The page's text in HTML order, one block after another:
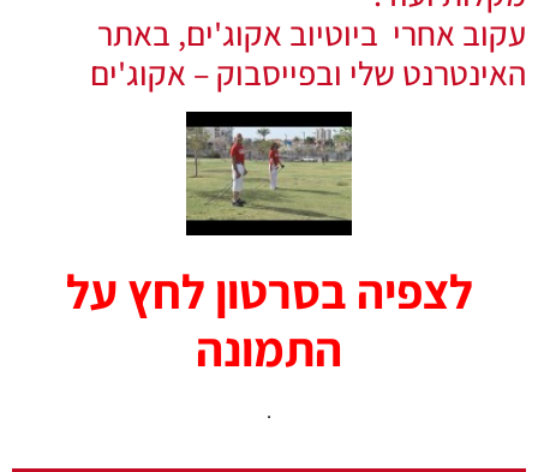
עקוב אחרי ביוטיוב אקוג'ים, באתר
האינטרנט שלי ובפייסבוק – אקוג'ים
לצפיה בסרטון לחץ על
התמונה
.